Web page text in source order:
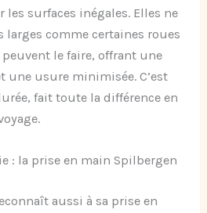
les surfaces inégales. Elles ne
larges comme certaines roues
le faire, offrant une
une usure minimisée. C’est
fait toute la différence en
: la prise en main Spilbergen
aussi à sa prise en